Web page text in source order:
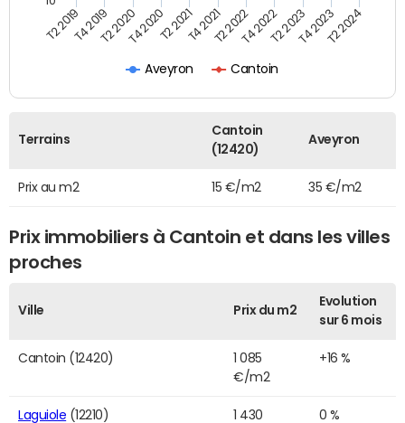
Aveyron Cantoin
T2 2019T4 2019T2 2020T4 2020T2 2021T4 2021T2 2022T4 2022T2 2023T4 2023T2 2024
Terrains
Cantoin
(12420)
Aveyron
Prix au m2 15 €/m2 35 €/m2
Prix immobiliers à Cantoin et dans les villes
proches
Ville Prix du m2
Evolution
sur 6 mois
Cantoin (12420)
1 085
€/m2
+16 %
Laguiole (12210)
1 430
0 %